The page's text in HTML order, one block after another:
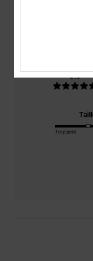
5.0
Trop petit